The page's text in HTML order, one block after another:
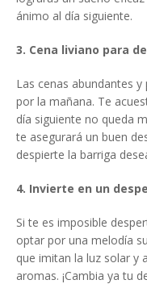
ánimo al día siguiente.
3. Cena liviano para
Las cenas abundantes
por la mañana. Te
día siguiente no queda
te asegurará un buen
despierte la barriga
4. Invierte en un
Si te es imposible
optar por una melodía
que imitan la luz solar y
aromas. ¡Cambia ya tu